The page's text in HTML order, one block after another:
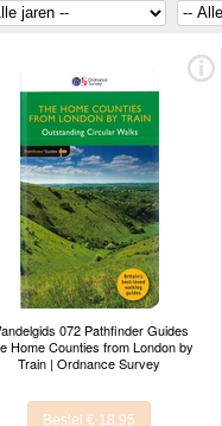
072 Pathfinder Guides
Home Counties from London by
Train | Ordnance Survey
Bestel € 18,95